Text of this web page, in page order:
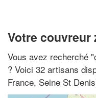
Votre couvreur
Vous avez recherché "
? Voici 32 artisans
France, Seine St